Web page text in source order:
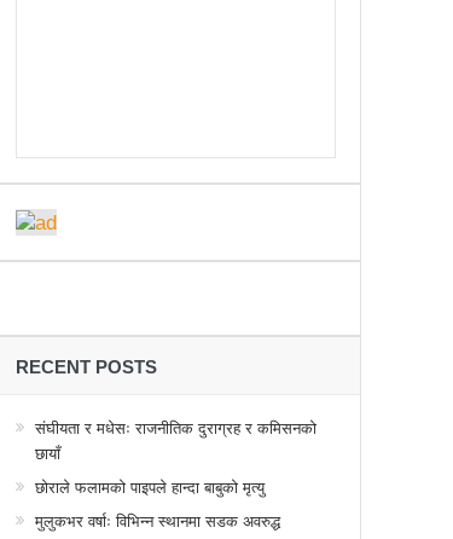
पुडासैनी
३९२ साइकल यात्रीको सचेतनामूलक र्‍याली
हुँदै यी पत्रकार
कार्यक्रम
RECENT POSTS
संघीयता र मधेसः राजनीतिक दुराग्रह र कमिसनको
छायाँ
छोराले फलामको पाइपले हान्दा बाबुको मृत्यु
मुलुकभर वर्षाः विभिन्न स्थानमा सडक अवरुद्ध